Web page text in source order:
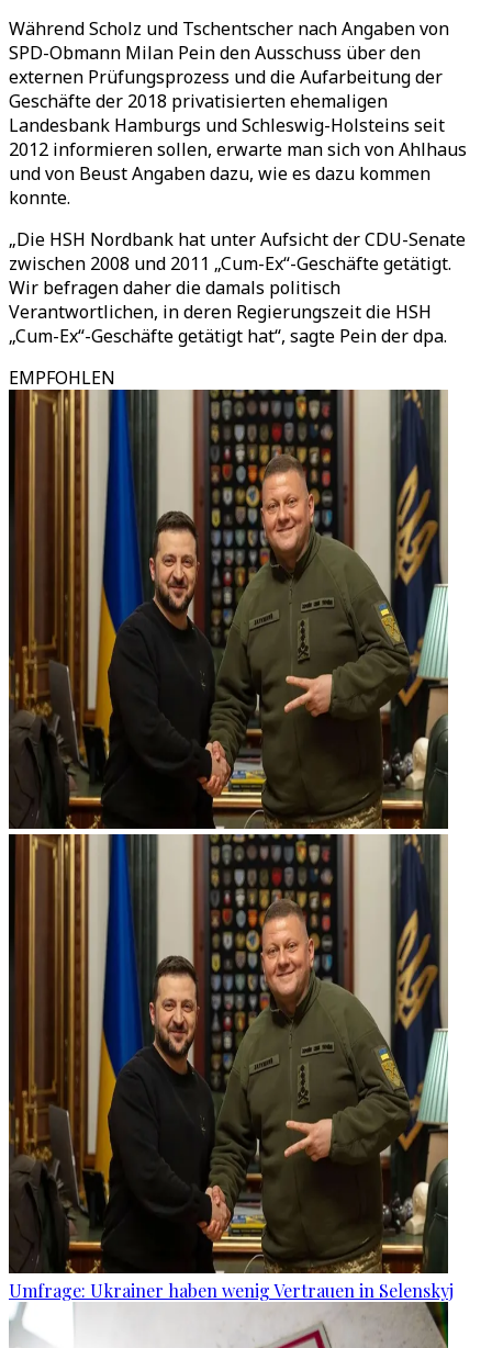
Während Scholz und Tschentscher nach Angaben von
SPD-Obmann Milan Pein den Ausschuss über den
externen Prüfungsprozess und die Aufarbeitung der
Geschäfte der 2018 privatisierten ehemaligen
Landesbank Hamburgs und Schleswig-Holsteins seit
2012 informieren sollen, erwarte man sich von Ahlhaus
und von Beust Angaben dazu, wie es dazu kommen
konnte.
„Die HSH Nordbank hat unter Aufsicht der CDU-Senate
zwischen 2008 und 2011 „Cum-Ex“-Geschäfte getätigt.
Wir befragen daher die damals politisch
Verantwortlichen, in deren Regierungszeit die HSH
„Cum-Ex“-Geschäfte getätigt hat“, sagte Pein der dpa.
EMPFOHLEN
Umfrage: Ukrainer haben wenig Vertrauen in Selenskyj